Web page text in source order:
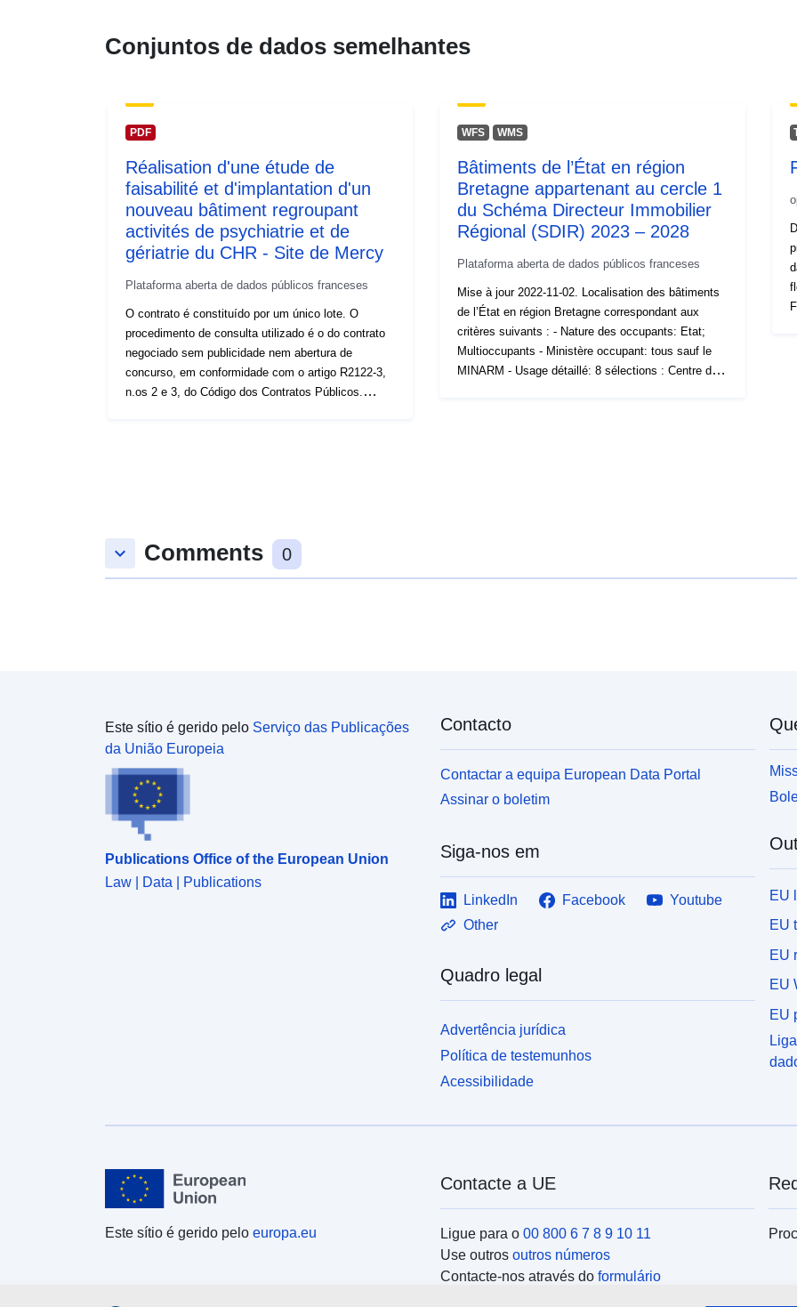
Conjuntos de dados semelhantes
PDF
Réalisation d'une étude de
faisabilité et d'implantation d'un
nouveau bâtiment regroupant
activités de psychiatrie et de
gériatrie du CHR - Site de Mercy
Plataforma aberta de dados públicos franceses
O contrato é constituído por um único lote. O
procedimento de consulta utilizado é o do contrato
negociado sem publicidade nem abertura de
concurso, em conformidade com o artigo R2122-3,
n.os 2 e 3, do Código dos Contratos Públicos.
WFS WMS
Bâtiments de l’État en région
Bretagne appartenant au cercle 1
du Schéma Directeur Immobilier
Régional (SDIR) 2023 – 2028
Plataforma aberta de dados públicos franceses
Mise à jour 2022-11-02. Localisation des bâtiments
de l’État en région Bretagne correspondant aux
critères suivants : - Nature des occupants: Etat;
Multioccupants - Ministère occupant: tous sauf le
MINARM - Usage détaillé: 8 sélections : Centre des
keyboard_arrow_down Comments 0
Este sítio é gerido pelo Serviço das Publicações
da União Europeia
Publications Office of the European Union
Law | Data | Publications
Contacto
Contactar a equipa European Data Portal
Assinar o boletim
Siga-nos em
LinkedIn Facebook
Youtube
Other
Quadro legal
Advertência jurídica
Política de testemunhos
Acessibilidade
EU
EU
EU
EU
EU
Este sítio é gerido pelo europa.eu
Contacte a UE
Ligue para o 00 800 6 7 8 9 10 11
Use outros outros números
Contacte-nos através do formulário